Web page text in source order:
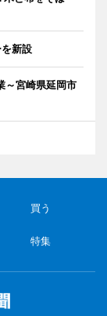
新設
～宮崎県延岡市
買う
特集